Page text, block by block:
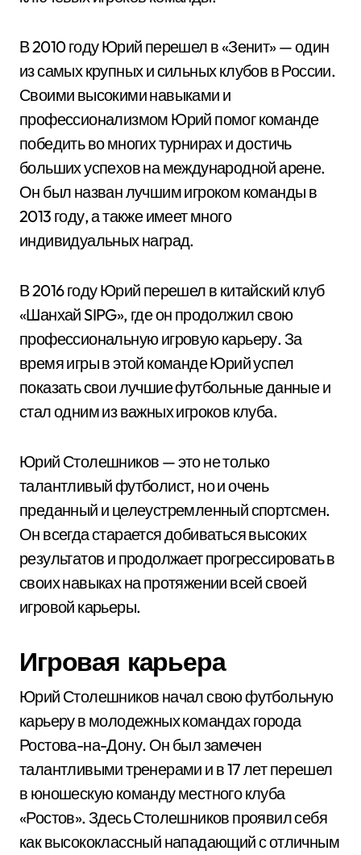
В 2010 году Юрий перешел в «Зенит» — один
из самых крупных и сильных клубов в России.
Своими высокими навыками и
профессионализмом Юрий помог команде
победить во многих турнирах и достичь
больших успехов на международной арене.
Он был назван лучшим игроком команды в
2013 году, а также имеет много
индивидуальных наград.
В 2016 году Юрий перешел в китайский клуб
«Шанхай SIPG», где он продолжил свою
профессиональную игровую карьеру. За
время игры в этой команде Юрий успел
показать свои лучшие футбольные данные и
стал одним из важных игроков клуба.
Юрий Столешников — это не только
талантливый футболист, но и очень
преданный и целеустремленный спортсмен.
Он всегда старается добиваться высоких
результатов и продолжает прогрессировать в
своих навыках на протяжении всей своей
игровой карьеры.
Игровая карьера
Юрий Столешников начал свою футбольную
карьеру в молодежных командах города
Ростова-на-Дону. Он был замечен
талантливыми тренерами и в 17 лет перешел
в юношескую команду местного клуба
«Ростов». Здесь Столешников проявил себя
как высококлассный нападающий с отличным